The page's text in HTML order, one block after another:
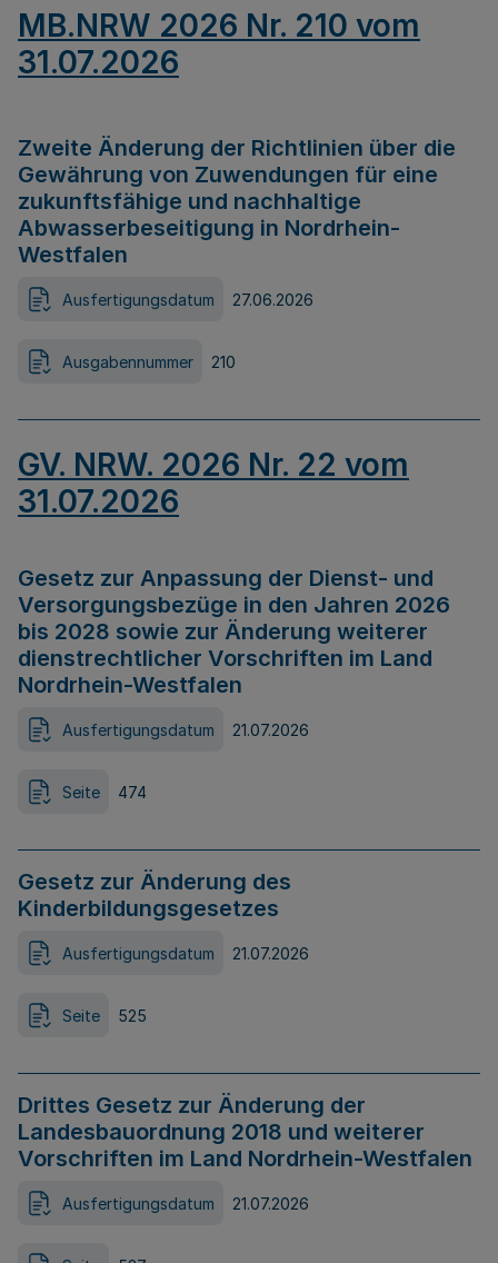
MB.NRW 2026 Nr. 210 vom
31.07.2026
Zweite Änderung der Richtlinien über die
Gewährung von Zuwendungen für eine
zukunftsfähige und nachhaltige
Abwasserbeseitigung in Nordrhein-
Westfalen
Ausfertigungsdatum 27.06.2026
Ausgabennummer 210
GV. NRW. 2026 Nr. 22 vom
31.07.2026
Gesetz zur Anpassung der Dienst- und
Versorgungsbezüge in den Jahren 2026
bis 2028 sowie zur Änderung weiterer
dienstrechtlicher Vorschriften im Land
Nordrhein-Westfalen
Ausfertigungsdatum 21.07.2026
Seite 474
Gesetz zur Änderung des
Kinderbildungsgesetzes
Ausfertigungsdatum 21.07.2026
Seite 525
Drittes Gesetz zur Änderung der
Landesbauordnung 2018 und weiterer
Vorschriften im Land Nordrhein-Westfalen
Ausfertigungsdatum 21.07.2026